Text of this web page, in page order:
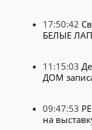
17:50:42
БЕЛЫЕ
11:15:03
ДОМ
09:47:53
на